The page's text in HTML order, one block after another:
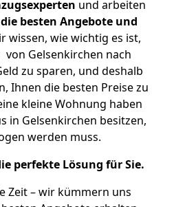
und arbeiten
die besten Angebote und
wissen, wie wichtig es ist,
Gelsenkirchen nach
zu sparen, und deshalb
Ihnen die besten Preise zu
kleine Wohnung haben
in Gelsenkirchen besitzen,
werden muss.
perfekte Lösung für Sie.
Zeit – wir kümmern uns